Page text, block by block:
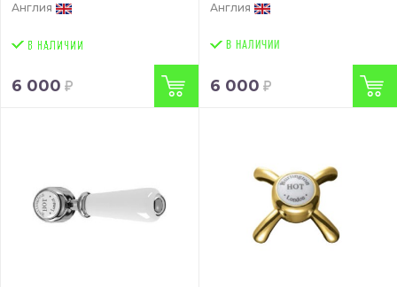
Англия
6 000
Англия
В НАЛИЧИИ
6 000